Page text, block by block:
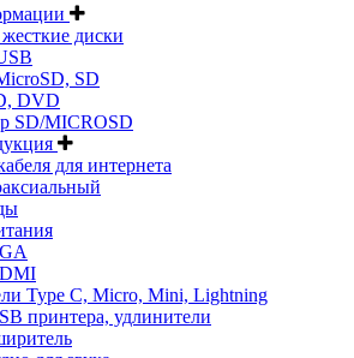
диски
SD
DVD
SD/MICROSD
для интернета
Type C, Micro, Mini, Lightning
принтера, удлинители